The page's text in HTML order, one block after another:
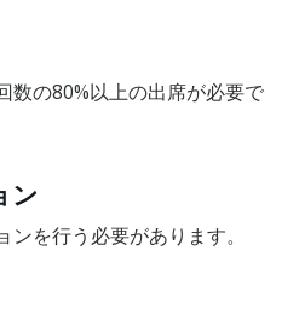
数の80%以上の出席が必要で
ン
を行う必要があります。